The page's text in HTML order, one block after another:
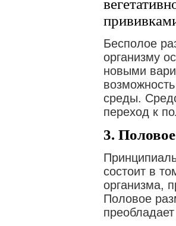
Бесполое
организму
новыми
среды.
переход к
3.
состоит в
организма,
Половое